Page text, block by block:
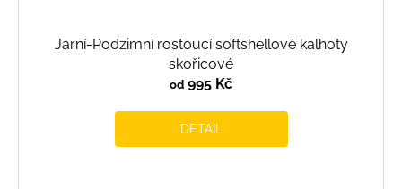
Jarní-Podzimní rostoucí softshellové kalhoty
skořicové
od 995 Kč
DETAIL